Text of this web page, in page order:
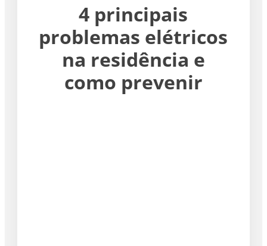
4 principais
problemas elétricos
na residência e
como prevenir